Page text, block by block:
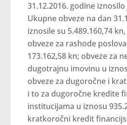
31.12.2016. godine iznosilo
Ukupne obveze na dan
iznosile su 5.489.160,74
obveze za rashode
173.162,58 kn; obveze za
dugotrajnu imovinu u
obveze za dugoročne i
i to za dugoročne kredite
institucijama u iznosu
kratkoročni kredit